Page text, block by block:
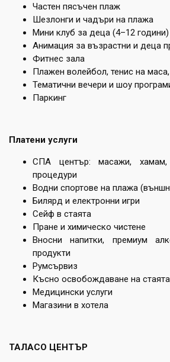
Частен пясъчен плаж
Шезлонги и чадъри на плажа
Мини клуб за деца (4–12 години)
Анимация за възрастни и деца
Фитнес зала
Плажен волейбол, тенис на
Тематични вечери и шоу
Паркинг
Платени услуги
СПА център: масажи, хамам,
процедури
Водни спортове на плажа
Билярд и електронни игри
Сейф в стаята
Пране и химическо чистене
Вносни напитки, премиум
продукти
Румсървиз
Късно освобождаване на
Медицински услуги
Магазини в хотела
ТАЛАСО ЦЕНТЪР